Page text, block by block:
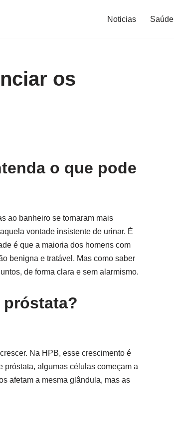
Noticias Saúde
os
o que pode
ao banheiro se tornaram mais
vontade insistente de urinar. É
é que a maioria dos homens com
benigna e tratável. Mas como saber
de forma clara e sem alarmismo.
próstata?
Na HPB, esse crescimento é
algumas células começam a
afetam a mesma glândula, mas as